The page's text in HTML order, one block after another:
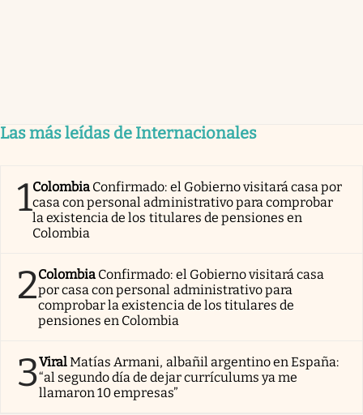
Las más leídas de Internacionales
1Colombia Confirmado: el Gobierno visitará casa por
casa con personal administrativo para comprobar
la existencia de los titulares de pensiones en
Colombia
2Colombia Confirmado: el Gobierno visitará casa
por casa con personal administrativo para
comprobar la existencia de los titulares de
pensiones en Colombia
3ViralMatías Armani, albañil argentino en España:
“al segundo día de dejar currículums ya me
llamaron 10 empresas”